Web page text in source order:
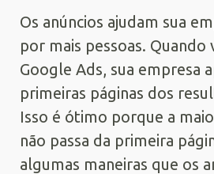
Os anúncios ajudam sua
por mais pessoas. Quando
Google Ads, sua empresa
primeiras páginas dos
Isso é ótimo porque a
não passa da primeira
algumas maneiras que os